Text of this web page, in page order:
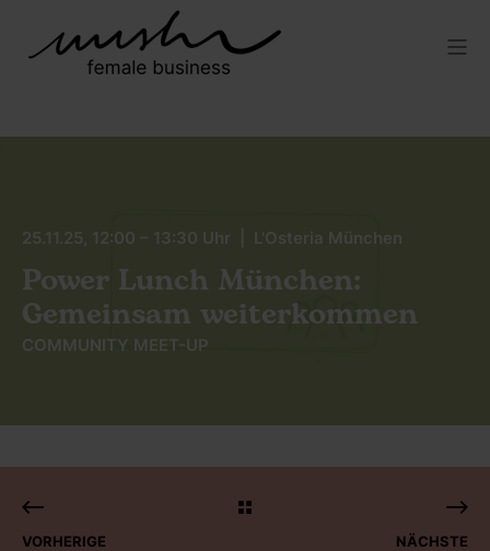
25.11.25, 12:00 – 13:30 Uhr | L'Osteria München
Power Lunch München:
Gemeinsam weiterkommen
COMMUNITY MEET-UP
VORHERIGE NÄCHSTE